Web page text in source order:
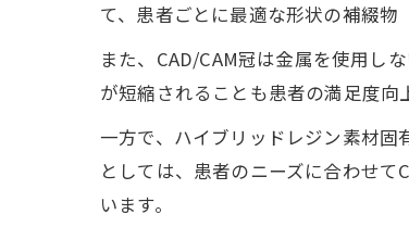
て、患者ごとに最適な形状の補綴
また、CAD/CAM冠は金属を使用し
が短縮されることも患者の満足度向
一方で、ハイブリッドレジン素材
としては、患者のニーズに合わせ
います。